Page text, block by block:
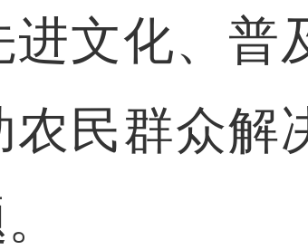
进文化、普
民群众解